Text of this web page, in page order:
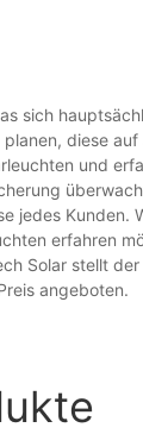
sich
diese
und
jedes Kunden.
erfahren
Solar stellt
angeboten.